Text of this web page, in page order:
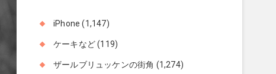
iPhone (1,147)
ケーキなど(119)
ザールブリュッケンの街角 (1,274)